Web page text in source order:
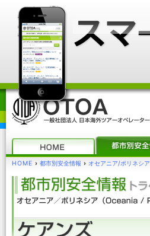
HOME › 都市別安全情報 › オセアニア/ポリネシア